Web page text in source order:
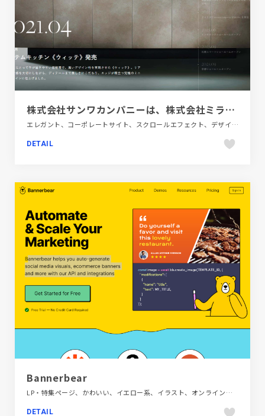
株式会社サンワカンパニーは、株式会社ミラタップへ
エレガント、コーポレートサイト、スクロールエフェクト、デザイン・アート・音楽・文芸、ホワイト系、大きめ写真
DETAIL
Bannerbear
LP・特集ページ、かわいい、イエロー系、イラスト、オンラインサービス、カラフル、サービス紹介、ポップ、海外サイト
DETAIL